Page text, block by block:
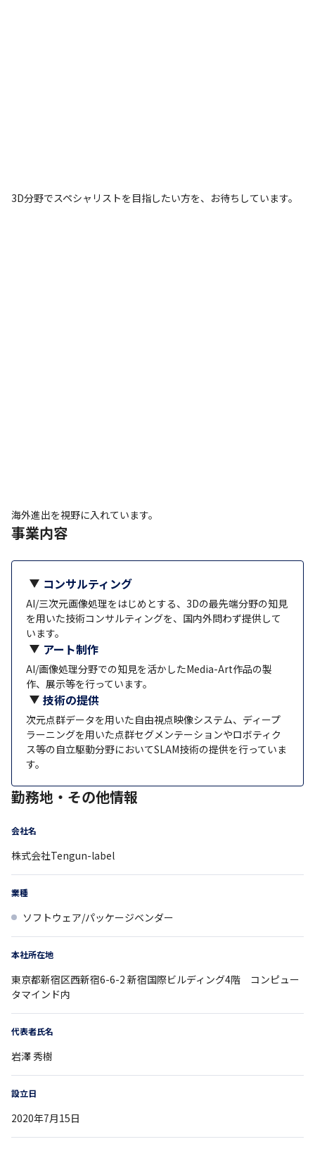
3D分野でスペシャリストを目指したい方を、お待ちしています。
海外進出を視野に入れています。
事業内容
コンサルティング
AI/三次元画像処理をはじめとする、3Dの最先端分野の知見
を用いた技術コンサルティングを、国内外問わず提供して
います。
アート制作
AI/画像処理分野での知見を活かしたMedia-Art作品の製
作、展示等を行っています。
技術の提供
次元点群データを用いた自由視点映像システム、ディープ
ラーニングを用いた点群セグメンテーションやロボティク
ス等の自立駆動分野においてSLAM技術の提供を行っていま
す。
勤務地・その他情報
会社名
株式会社Tengun-label
業種
ソフトウェア/パッケージベンダー
本社所在地
東京都新宿区西新宿6-6-2 新宿国際ビルディング4階 コンピュー
タマインド内
代表者氏名
岩澤 秀樹
設立日
2020年7月15日